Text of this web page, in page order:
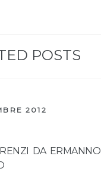
POSTS
2012
DA ERMANNO